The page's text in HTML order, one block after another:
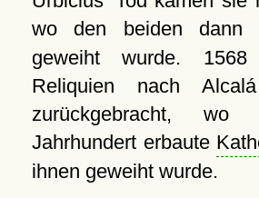
wo den beiden dann
geweiht wurde.
Reliquien nach
zurückgebracht,
Jahrhundert erbaute
ihnen geweiht wurde.